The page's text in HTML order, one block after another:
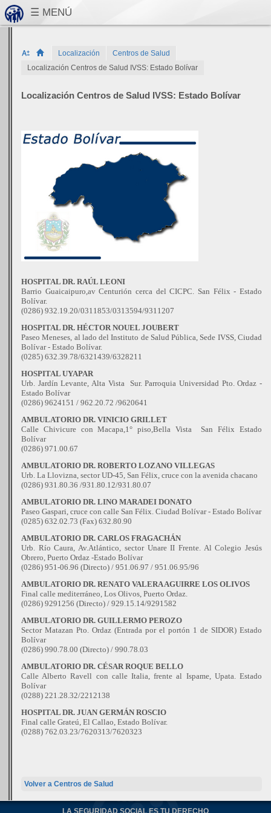
Localización
Centros de Salud
Localización Centros de Salud IVSS: Estado Bolívar
Localización Centros de Salud IVSS: Estado Bolívar
HOSPITAL DR. RAÚL LEONI
Barrio Guaicaipuro,av Centurión cerca del CICPC. San Félix - Estado
Bolívar.
(0286) 932.19.20/0311853/0313594/9311207
HOSPITAL DR. HÉCTOR NOUEL JOUBERT
Paseo Meneses, al lado del Instituto de Salud Pública, Sede IVSS, Ciudad
Bolívar - Estado Bolívar.
(0285) 632.39.78/6321439/6328211
HOSPITAL UYAPAR
Urb. Jardín Levante, Alta Vista Sur. Parroquia Universidad Pto. Ordaz -
Estado Bolívar
(0286) 9624151 / 962.20.72 /9620641
AMBULATORIO DR. VINICIO GRILLET
Calle Chivicure con Macapa,1° piso,Bella Vista San Félix Estado
Bolívar
(0286) 971.00.67
AMBULATORIO DR. ROBERTO LOZANO VILLEGAS
Urb. La Llovizna, sector UD-45, San Félix, cruce con la avenida chacano
(0286) 931.80.36 /931.80.12/931.80.07
AMBULATORIO DR. LINO MARADEI DONATO
Paseo Gaspari, cruce con calle San Félix. Ciudad Bolívar - Estado Bolívar
(0285) 632.02.73 (Fax) 632.80.90
AMBULATORIO DR. CARLOS FRAGACHÁN
Urb. Río Caura, Av.Atlántico, sector Unare II Frente. Al Colegio Jesús
Obrero, Puerto Ordaz -Estado Bolívar
(0286) 951-06.96 (Directo) / 951.06.97 / 951.06.95/96
AMBULATORIO DR. RENATO VALERA AGUIRRE LOS OLIVOS
Final calle mediterráneo, Los Olivos, Puerto Ordaz.
(0286) 9291256 (Directo) / 929.15.14/9291582
AMBULATORIO DR. GUILLERMO PEROZO
Sector Matazan Pto. Ordaz (Entrada por el portón 1 de SIDOR) Estado
Bolívar
(0286) 990.78.00 (Directo) / 990.78.03
AMBULATORIO DR. CÉSAR ROQUE BELLO
Calle Alberto Ravell con calle Italia, frente al Ispame, Upata. Estado
Bolívar
(0288) 221.28.32/2212138
HOSPITAL DR. JUAN GERMÁN ROSCIO
Final calle Grateú, El Callao, Estado Bolívar.
(0288) 762.03.23/7620313/7620323
Volver a Centros de Salud
LA SEGURIDAD SOCIAL ES TU DERECHO